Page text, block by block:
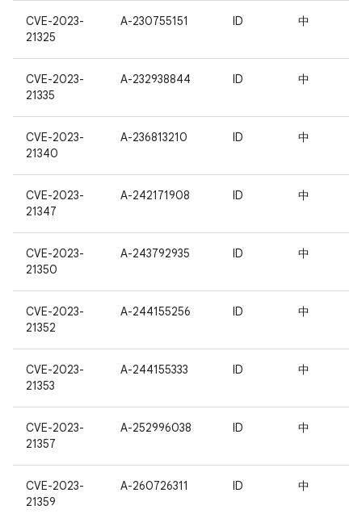
CVE-2023-
21325
A-230755151 ID 中
CVE-2023-
21335
A-232938844 ID 中
CVE-2023-
21340
A-236813210 ID 中
CVE-2023-
21347
A-242171908 ID 中
CVE-2023-
21350
A-243792935 ID 中
CVE-2023-
21352
A-244155256 ID 中
CVE-2023-
21353
A-244155333 ID 中
CVE-2023-
21357
A-252996038 ID 中
CVE-2023-
21359
A-260726311 ID 中